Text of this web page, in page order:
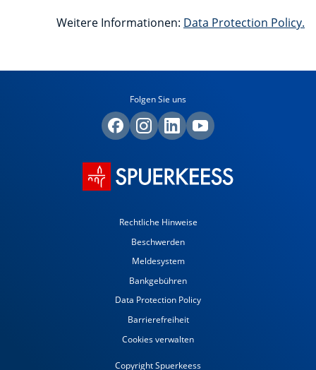
Weitere Informationen: Data Protection Policy.
Folgen Sie uns
Rechtliche Hinweise
Beschwerden
Meldesystem
Bankgebühren
Data Protection Policy
Barrierefreiheit
Cookies verwalten
Copyright Spuerkeess